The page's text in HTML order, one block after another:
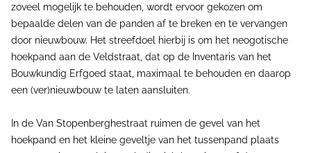
zoveel mogelijk te behouden, wordt ervoor gekozen om
bepaalde delen van de panden af te breken en te vervangen
door nieuwbouw. Het streefdoel hierbij is om het neogotische
hoekpand aan de Veldstraat, dat op de Inventaris van het
Bouwkundig Erfgoed staat, maximaal te behouden en daarop
een (ver)nieuwbouw te laten aansluiten.
In de Van Stopenberghestraat ruimen de gevel van het
hoekpand en het kleine geveltje van het tussenpand plaats